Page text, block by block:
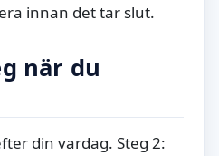
innan det tar slut.
när du
din vardag. Steg 2: